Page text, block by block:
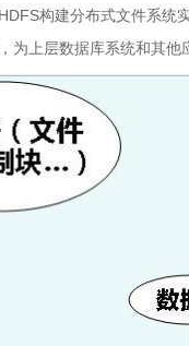
构建分布式文件系统
上层数据库系统和其他